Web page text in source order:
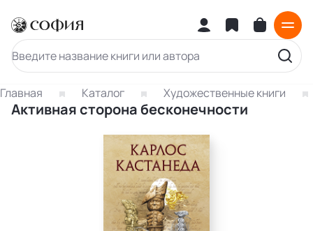
Главная Каталог Художественные книги
Активная сторона бесконечности